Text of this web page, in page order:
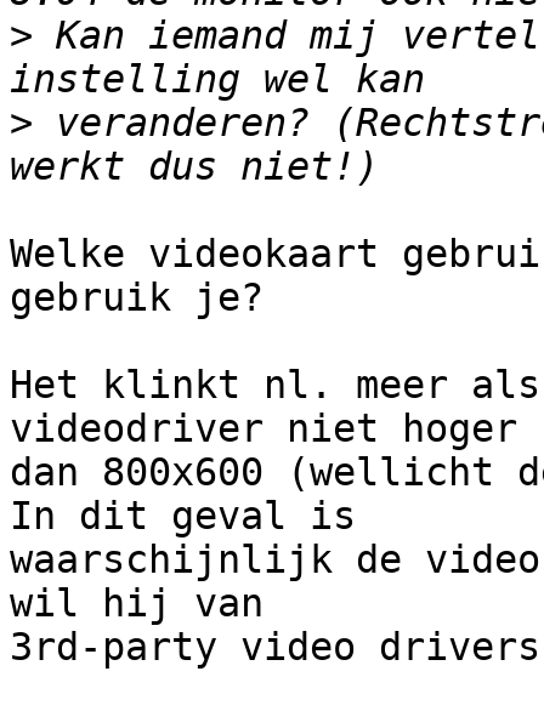
> Kan iemand mij
> veranderen?
Welke videokaart
gebruik je?
Het klinkt nl. meer als
videodriver niet hoger
dan 800x600 (wellicht
In dit geval is
waarschijnlijk de
wil hij van
3rd-party video drivers